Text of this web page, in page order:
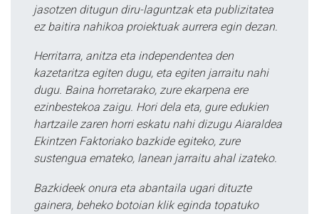
jasotzen ditugun diru-laguntzak eta publizitatea
ez baitira nahikoa proiektuak aurrera egin dezan.
Herritarra, anitza eta independentea den
kazetaritza egiten dugu, eta egiten jarraitu nahi
dugu. Baina horretarako, zure ekarpena ere
ezinbestekoa zaigu. Hori dela eta, gure edukien
hartzaile zaren horri eskatu nahi dizugu Aiaraldea
Ekintzen Faktoriako bazkide egiteko, zure
sustengua emateko, lanean jarraitu ahal izateko.
Bazkideek onura eta abantaila ugari dituzte
gainera, beheko botoian klik eginda topatuko